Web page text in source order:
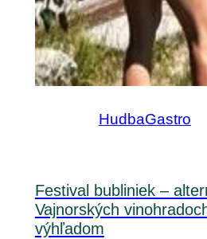
HudbaGastro
Festival bubliniek –
Vajnorských
výhľadom